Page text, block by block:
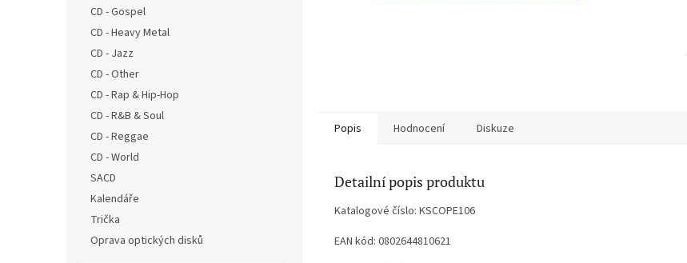
CD - Gospel
CD - Heavy Metal
CD - Jazz
CD - Other
CD - Rap & Hip-Hop
CD - R&B & Soul
CD - Reggae
CD - World
SACD
Kalendáře
Trička
Oprava optických disků
Popis Hodnocení Diskuze
Detailní popis produktu
Katalogové číslo: KSCOPE106
EAN kód: 0802644810621